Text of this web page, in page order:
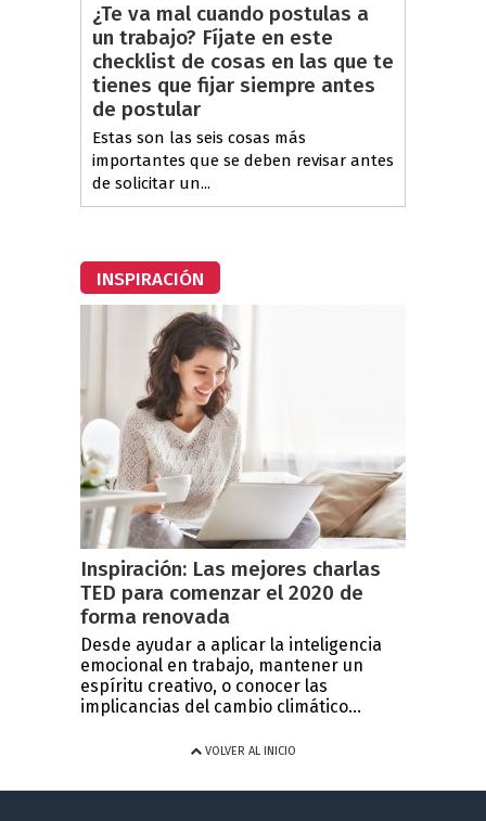
¿Te va mal cuando postulas a
un trabajo? Fíjate en este
checklist de cosas en las que te
tienes que fijar siempre antes
de postular
Estas son las seis cosas más
importantes que se deben revisar antes
de solicitar un...
INSPIRACIÓN
Inspiración: Las mejores charlas
TED para comenzar el 2020 de
forma renovada
Desde ayudar a aplicar la inteligencia
emocional en trabajo, mantener un
espíritu creativo, o conocer las
implicancias del cambio climático...
VOLVER AL INICIO